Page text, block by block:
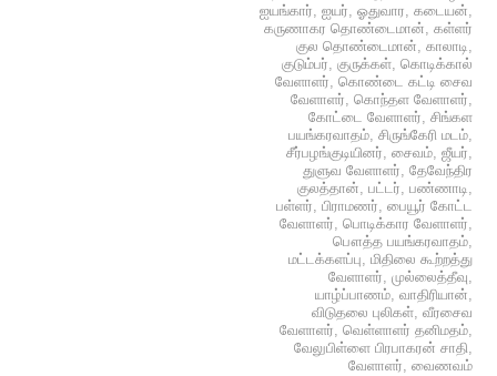
ஐயங்கார், ஐயர், ஓதுவார, கடையன்,
கருணாகர தொண்டைமான், கள்ளர்
குல தொண்டைமான், காலாடி,
குடும்பர், குருக்கள், கொடிக்கால்
வேளாளர், கொண்டை கட்டி சைவ
வேளாளர், கொந்தள வேளாளர்,
கோட்டை வேளாளர், சிங்கள
பயங்கரவாதம், சிருங்கேரி மடம்,
சீர்பழங்குடியினர், சைவம், ஜீயர்,
துளுவ வேளாளர், தேவேந்திர
குலத்தான், பட்டர், பண்ணாடி,
பள்ளர், பிராமணர், பையூர் கோட்ட
வேளாளர், பொடிக்கார வேளாளர்,
பௌத்த பயங்கரவாதம்,
மட்டக்களப்பு, மிதிலை கூற்றத்து
வேளாளர், முல்லைத்தீவு,
யாழ்ப்பாணம், வாதிரியான்,
விடுதலை புலிகள், வீரசைவ
வேளாளர், வெள்ளாளர் தனிமதம்,
வேலுபிள்ளை பிரபாகரன் சாதி,
வேளாளர், வைணவம்